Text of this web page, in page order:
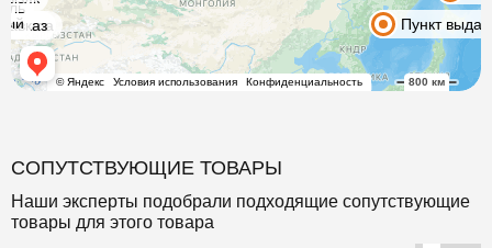
СОПУТСТВУЮЩИЕ ТОВАРЫ
Наши эксперты подобрали подходящие сопутствующие
товары для этого товара